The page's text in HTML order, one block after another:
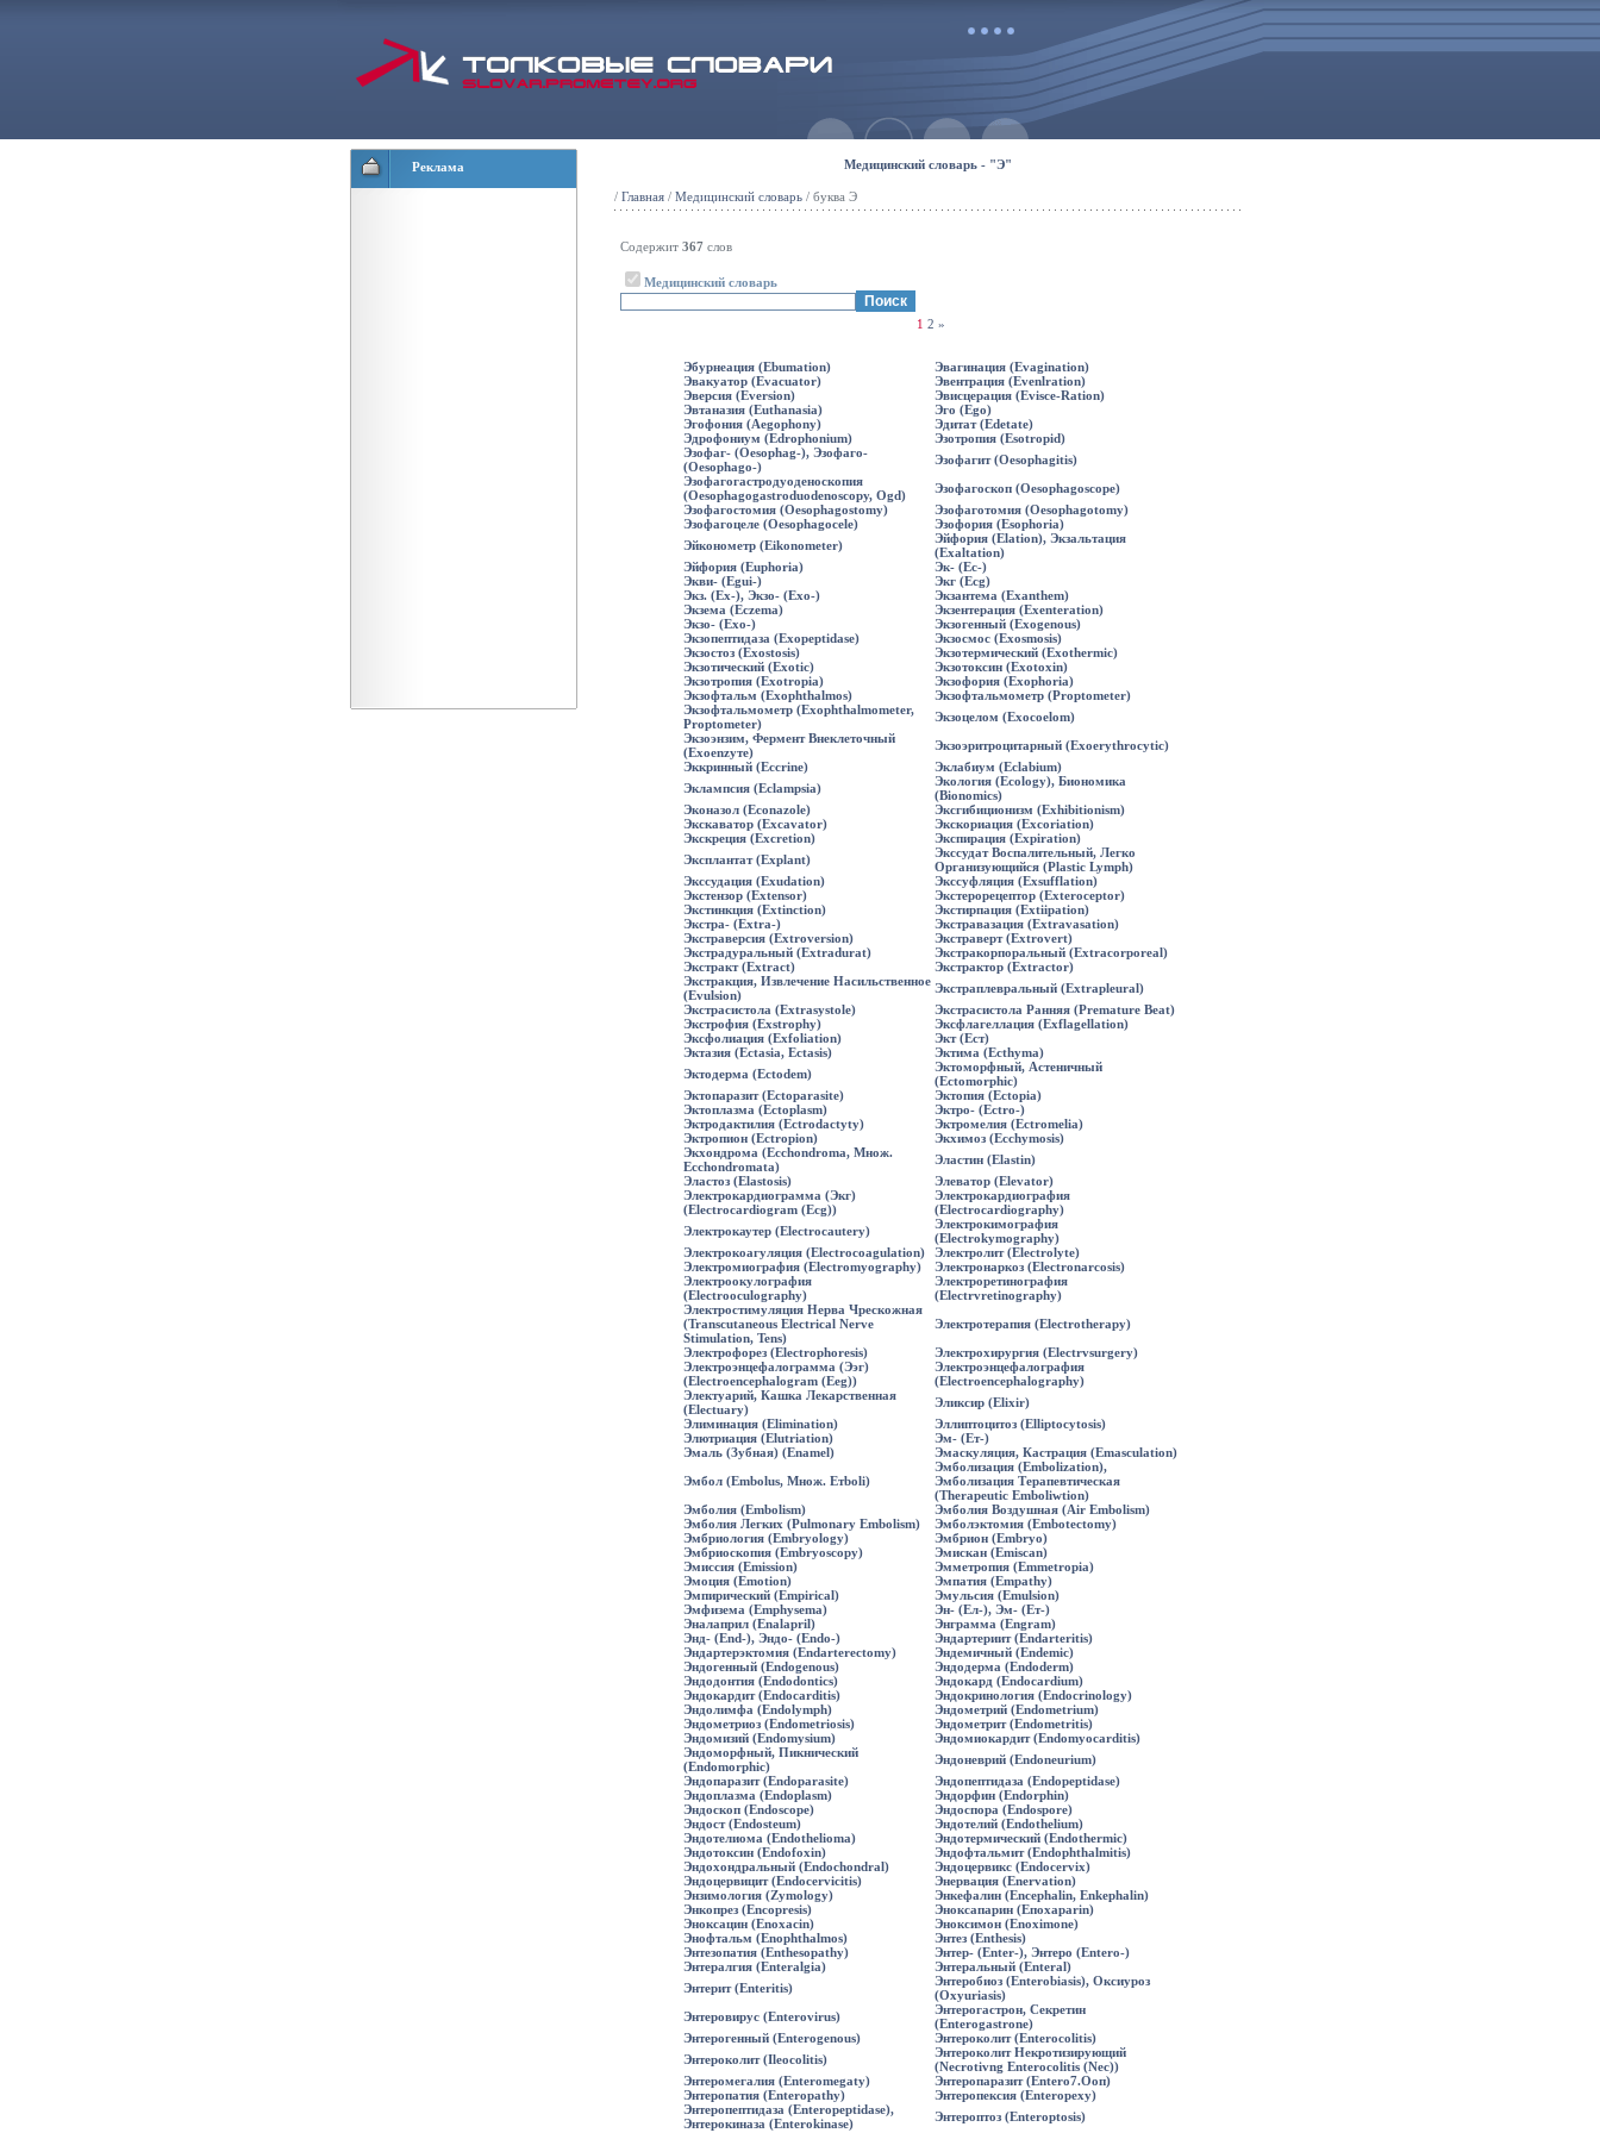
Реклама Медицинский словарь - "Э"
/ Главная / Медицинский словарь / буква Э
Содержит 367 слов
Медицинский словарь
1 2 »
Эбурнеация (Ebumation)
Эвагинация (Evagination)
Эвакуатор (Evacuator)
Эвентрация (Evenlration)
Эверсия (Eversion)
Эвисцерация (Evisce-Ration)
Эвтаназия (Euthanasia)
Эго (Ego)
Эгофония (Aegophony)
Эдитат (Edetate)
Эдрофониум (Edrophonium)
Эзотропия (Esotropid)
Эзофаг- (Oesophag-), Эзофаго-
(Oesophago-)
Эзофагит (Oesophagitis)
Эзофагогастродуоденоскопия
(Oesophagogastroduodenoscopy, Ogd)
Эзофагоскоп (Oesophagoscope)
Эзофагостомия (Oesophagostomy)
Эзофаготомия (Oesophagotomy)
Эзофагоцеле (Oesophagocele)
Эзофория (Esophoria)
Эйконометр (Eikonometer)
Эйфория (Elation), Экзальтация
(Exaltation)
Эйфория (Euphoria)
Эк- (Ec-)
Экви- (Egui-)
Экг (Ecg)
Экз. (Ех-), Экзо- (Ехо-)
Экзантема (Exanthem)
Экзема (Eczema)
Экзентерация (Exenteration)
Экзо- (Ехо-)
Экзогенный (Exogenous)
Экзопептидаза (Ехорерtidase)
Экзосмос (Exosmosis)
Экзостоз (Exostosis)
Экзотермический (Exothermic)
Экзотический (Exotic)
Экзотоксин (Exotoxin)
Экзотропия (Exotropia)
Экзофория (Exophoria)
Экзофтальм (Exophthalmos)
Экзофтальмометр (Proptometer)
Экзофтальмометр (Ехоphthalmometer,
Proptometer)
Экзоцелом (Exocoelom)
Экзоэнзим, Фермент Внеклеточный
(Exoenzyте)
Экзоэритроцитарный (Exoerythrocytic)
Эккринный (Eccrine)
Эклабиум (Eclabium)
Эклампсия (Eclampsia)
Экология (Ecology), Биономика
(Bionomics)
Эконазол (Econazole)
Эксгибиционизм (Exhibitionism)
Экскаватор (Excavator)
Экскориация (Excoriation)
Экскреция (Excretion)
Экспирация (Expiration)
Эксплантат (Explant)
Экссудат Воспалительный, Легко
Организующийся (Plastic Lymph)
Экссудация (Exudation)
Экссуфляция (Exsufflation)
Экстензор (Extensor)
Экстерорецептор (Exteroceptor)
Экстинкция (Extinction)
Экстирпация (Extiipation)
Экстра- (Extra-)
Экстравазация (Extravasation)
Экстраверсия (Extroversion)
Экстраверт (Extrovert)
Экстрадуральный (Extradurat)
Экстракорпоральный (Extracorporeal)
Экстракт (Extract)
Экстрактор (Extractor)
Экстракция, Извлечение Насильственное
(Evulsion)
Экстраплевральный (Extrapleural)
Экстрасистола (Extrasystole)
Экстрасистола Ранняя (Premature Beat)
Экстрофия (Exstrophy)
Эксфлагеллация (Exflagellation)
Эксфолиация (Exfoliation)
Экт (Ест)
Эктазия (Ectasia, Ectasis)
Эктима (Ecthyma)
Эктодерма (Ectodem)
Эктоморфный, Астеничный
(Ectomorphic)
Эктопаразит (Ectoparasite)
Эктопия (Ectopia)
Эктоплазма (Ectoplasm)
Эктро- (Ectro-)
Эктродактилия (Ectrodactyty)
Эктромелия (Ectromelia)
Эктропион (Ectropion)
Экхимоз (Ecchymosis)
Экхондрома (Ecchondroma, Множ.
Ecchondromata)
Эластин (Elastin)
Эластоз (Elastosis)
Элеватор (Elevator)
Электрокардиограмма (Экг)
(Electrocardiogram (Ecg))
Электрокардиография
(Electrocardiography)
Электрокаутер (Electrocautery)
Электрокимография
(Electrokymography)
Электрокоагуляция (Electrocoagulation)
Электролит (Electrolyte)
Электромиография (Electromyography)
Электронаркоз (Electronarcosis)
Электроокулография
(Electrooculography)
Электроретинография
(Electrvretinography)
Электростимуляция Нерва Чрескожная
(Transcutaneous Electrical Nerve
Stimulation, Tens)
Электротерапия (Electrotherapy)
Электрофорез (Electrophoresis)
Электрохирургия (Electrvsurgery)
Электроэнцефалограмма (Ээг)
(Electroencephalogram (Eeg))
Электроэнцефалография
(Electroencephalography)
Электуарий, Кашка Лекарственная
(Electuary)
Эликсир (Elixir)
Элиминация (Elimination)
Эллиптоцитоз (Elliptocytosis)
Элютриация (Elutriation)
Эм- (Ет-)
Эмаль (Зубная) (Enamel)
Эмаскуляция, Кастрация (Emasculation)
Эмбол (Embolus, Множ. Етboli)
Эмболизация (Embolization),
Эмболизация Терапевтическая
(Therapeutic Emboliwtion)
Эмболия (Embolism)
Эмболия Воздушная (Air Embolism)
Эмболия Легких (Pulmonary Embolism)
Эмболэктомия (Embotectomy)
Эмбриология (Embryology)
Эмбрион (Embryo)
Эмбриоскопия (Embryoscopy)
Эмискан (Emiscan)
Эмиссия (Emission)
Эмметропия (Emmetropia)
Эмоция (Emotion)
Эмпатия (Empathy)
Эмпирический (Empirical)
Эмульсия (Emulsion)
Эмфизема (Emphysema)
Эн- (Ел-), Эм- (Ет-)
Эналаприл (Enalapril)
Энграмма (Engram)
Энд- (End-), Эндо- (Endo-)
Эндартериит (Endarteritis)
Эндартерэктомия (Endarterectomy)
Эндемичный (Endemic)
Эндогенный (Endogenous)
Эндодерма (Endoderm)
Эндодонтия (Endodontics)
Эндокард (Endocardium)
Эндокардит (Endocarditis)
Эндокринология (Endocrinology)
Эндолимфа (Endolymph)
Эндометрий (Endometrium)
Эндометриоз (Endometriosis)
Эндометрит (Endometritis)
Эндомизий (Endomysium)
Эндомиокардит (Endomyocarditis)
Эндоморфный, Пикнический
(Endomorphic)
Эндоневрий (Endoneurium)
Эндопаразит (Endoparasite)
Эндопептидаза (Endopeptidase)
Эндоплазма (Endoplasm)
Эндорфин (Endorphin)
Эндоскоп (Endoscope)
Эндоспора (Endospore)
Эндост (Endosteum)
Эндотелий (Endothelium)
Эндотелиома (Endothelioma)
Эндотермический (Endothermic)
Эндотоксин (Endofoxin)
Эндофтальмит (Endophthalmitis)
Эндохондральный (Endochondral)
Эндоцервикс (Endocervix)
Эндоцервицит (Endocervicitis)
Энервация (Enervation)
Энзимология (Zymology)
Энкефалин (Encephalin, Enkephalin)
Энкопрез (Encopresis)
Эноксапарин (Епохараrin)
Эноксацин (Enoxacin)
Эноксимон (Enoximone)
Энофтальм (Enophthalmos)
Энтез (Enthesis)
Энтезопатия (Enthesopathy)
Энтер- (Enter-), Энтеро (Entero-)
Энтералгия (Enteralgia)
Энтеральный (Enteral)
Энтерит (Enteritis)
Энтеробиоз (Enterobiasis), Оксиуроз
(Oxyuriasis)
Энтеровирус (Enterovirus)
Энтерогастрон, Секретин
(Enterogastrone)
Энтерогенный (Enterogenous)
Энтероколит (Enterocolitis)
Энтероколит (Ileocolitis)
Энтероколит Некротизирующий
(Necrotivng Enterocolitis (Nec))
Энтеромегалия (Enteromegaty)
Энтеропаразит (Entero7.Ооп)
Энтеропатия (Enteropathy)
Энтеропексия (Enteroреху)
Энтеропептидаза (Enteropeptidase),
Энтерокиназа (Enterokinase)
Энтероптоз (Enteroptosis)